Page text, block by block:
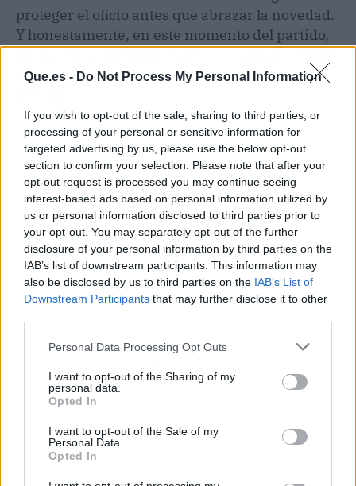
Que.es - Do Not Process My Personal Information
If you wish to opt-out of the sale, sharing to third parties, or
processing of your personal or sensitive information for
targeted advertising by us, please use the below opt-out
section to confirm your selection. Please note that after your
opt-out request is processed you may continue seeing
interest-based ads based on personal information utilized by
us or personal information disclosed to third parties prior to
your opt-out. You may separately opt-out of the further
disclosure of your personal information by third parties on the
IAB’s list of downstream participants. This information may
also be disclosed by us to third parties on the IAB’s List of
Downstream Participants that may further disclose it to other
Personal Data Processing Opt Outs
I want to opt-out of the Sharing of my
personal data.
Opted In
I want to opt-out of the Sale of my
Personal Data.
Opted In
proteger el oficio antes que abrazar la novedad.
Y honestamente, en este momento del partido,
de cinco años puede que la regla envejezca